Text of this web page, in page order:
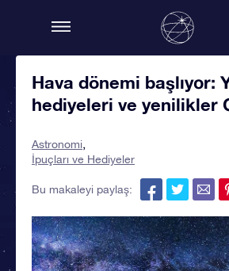
Hava dönemi başlıyor:
hediyeleri ve yenilikler
Astronomi
İpuçları ve Hediyeler
Bu makaleyi paylaş: